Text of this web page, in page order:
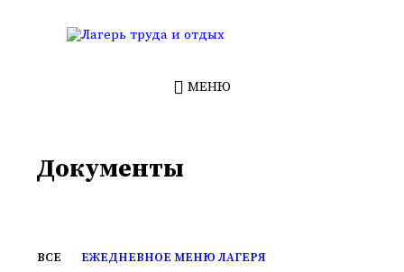
МЕНЮ
Документы
ВСЕ
ЕЖЕДНЕВНОЕ МЕНЮ ЛАГЕРЯ